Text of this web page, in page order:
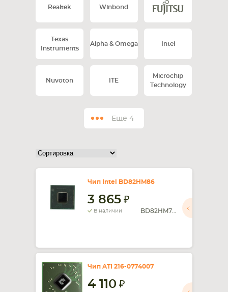
Realtek Winbond
Texas
Instruments
Alpha & Omega Intel
Nuvoton ITE
Microchip
Technology
Еще 4
Чип Intel BD82HM86
3 865
В наличии
Чип ATI 216-0774007
4 110